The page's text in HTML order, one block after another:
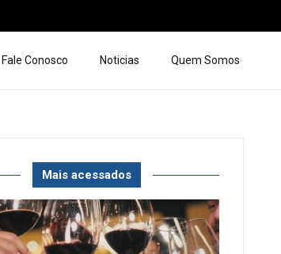
Fale Conosco Noticias Quem Somos
Mais acessados